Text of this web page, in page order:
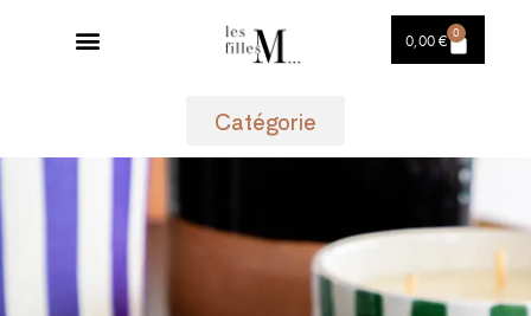
0,00€ 0
Catégorie